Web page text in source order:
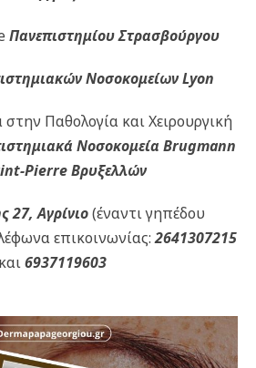
Πανεπιστημίου Στρασβούργου
Νοσοκομείων Lyon
Παθολογία και Χειρουργική
Νοσοκομεία Brugmann
Pierre Βρυξελλών
27, Αγρίνιο(έναντι γηπέδου
επικοινωνίας:2641307215
και6937119603